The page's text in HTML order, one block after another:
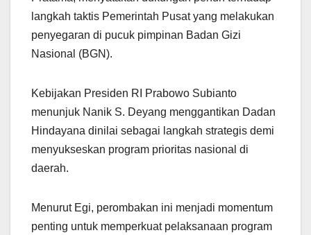
langkah taktis Pemerintah Pusat yang melakukan
penyegaran di pucuk pimpinan Badan Gizi
Nasional (BGN).
Kebijakan Presiden RI Prabowo Subianto
menunjuk Nanik S. Deyang menggantikan Dadan
Hindayana dinilai sebagai langkah strategis demi
menyukseskan program prioritas nasional di
daerah.
Menurut Egi, perombakan ini menjadi momentum
penting untuk memperkuat pelaksanaan program